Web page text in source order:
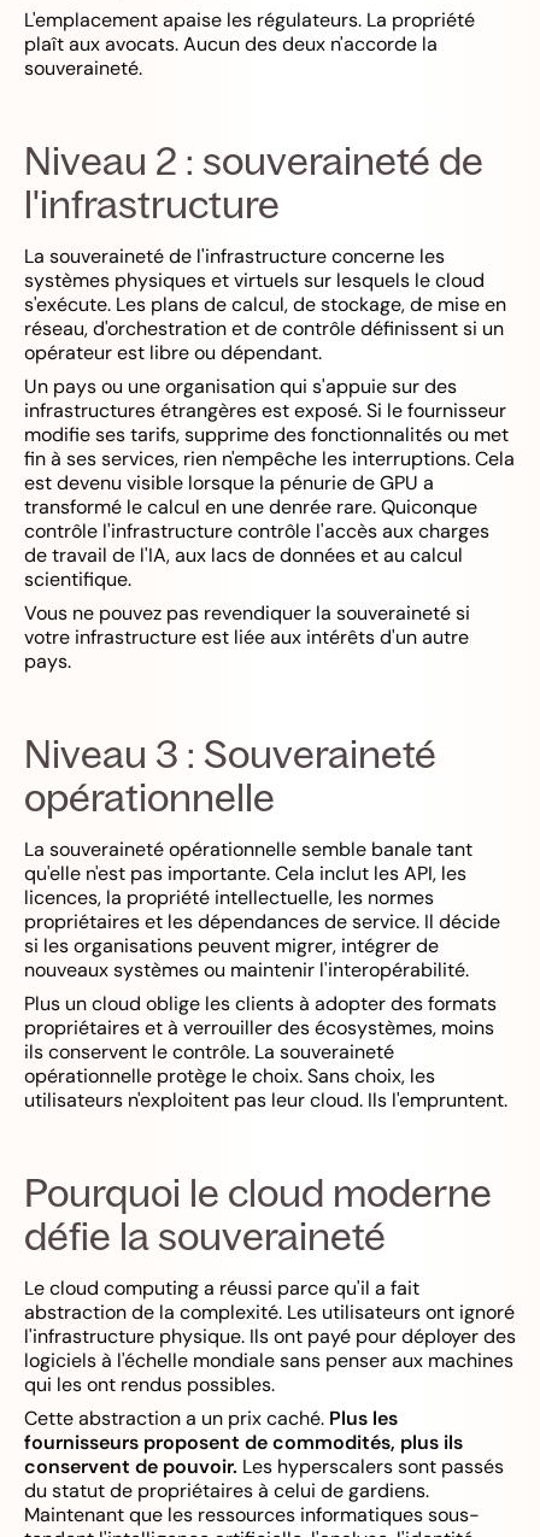
L'emplacement apaise les régulateurs. La propriété
plaît aux avocats. Aucun des deux n'accorde la
souveraineté.
Niveau 2 : souveraineté de
l'infrastructure
La souveraineté de l'infrastructure concerne les
systèmes physiques et virtuels sur lesquels le cloud
s'exécute. Les plans de calcul, de stockage, de mise en
réseau, d'orchestration et de contrôle définissent si un
opérateur est libre ou dépendant.
Un pays ou une organisation qui s'appuie sur des
infrastructures étrangères est exposé. Si le fournisseur
modifie ses tarifs, supprime des fonctionnalités ou met
fin à ses services, rien n'empêche les interruptions. Cela
est devenu visible lorsque la pénurie de GPU a
transformé le calcul en une denrée rare. Quiconque
contrôle l'infrastructure contrôle l'accès aux charges
de travail de l'IA, aux lacs de données et au calcul
scientifique.
Vous ne pouvez pas revendiquer la souveraineté si
votre infrastructure est liée aux intérêts d'un autre
pays.
Niveau 3 : Souveraineté
opérationnelle
La souveraineté opérationnelle semble banale tant
qu'elle n'est pas importante. Cela inclut les API, les
licences, la propriété intellectuelle, les normes
propriétaires et les dépendances de service. Il décide
si les organisations peuvent migrer, intégrer de
nouveaux systèmes ou maintenir l'interopérabilité.
Plus un cloud oblige les clients à adopter des formats
propriétaires et à verrouiller des écosystèmes, moins
ils conservent le contrôle. La souveraineté
opérationnelle protège le choix. Sans choix, les
utilisateurs n'exploitent pas leur cloud. Ils l'empruntent.
Pourquoi le cloud moderne
défie la souveraineté
Le cloud computing a réussi parce qu'il a fait
abstraction de la complexité. Les utilisateurs ont ignoré
l'infrastructure physique. Ils ont payé pour déployer des
logiciels à l'échelle mondiale sans penser aux machines
qui les ont rendus possibles.
Cette abstraction a un prix caché. Plus les
fournisseurs proposent de commodités, plus ils
conservent de pouvoir. Les hyperscalers sont passés
du statut de propriétaires à celui de gardiens.
Maintenant que les ressources informatiques sous-